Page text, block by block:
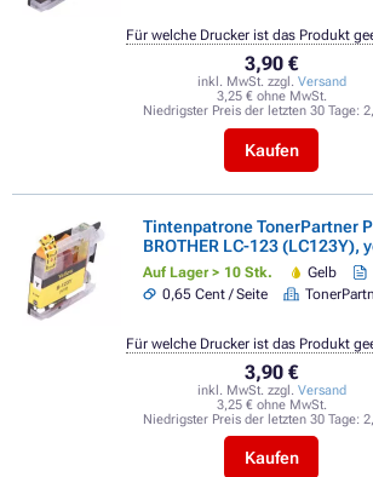
3,90 €
inkl. MwSt. zzgl. Versand
3,25 € ohne MwSt.
Niedrigster Preis der letzten 30 Tage:
Kaufen
Für welche Drucker ist das Produkt
Tintenpatrone TonerPartner
BROTHER LC-123 (LC123Y),
Auf Lager > 10 Stk. Gelb
0,65 Cent / Seite
3,90 €
inkl. MwSt. zzgl. Versand
3,25 € ohne MwSt.
Niedrigster Preis der letzten 30 Tage:
Kaufen
Für welche Drucker ist das Produkt